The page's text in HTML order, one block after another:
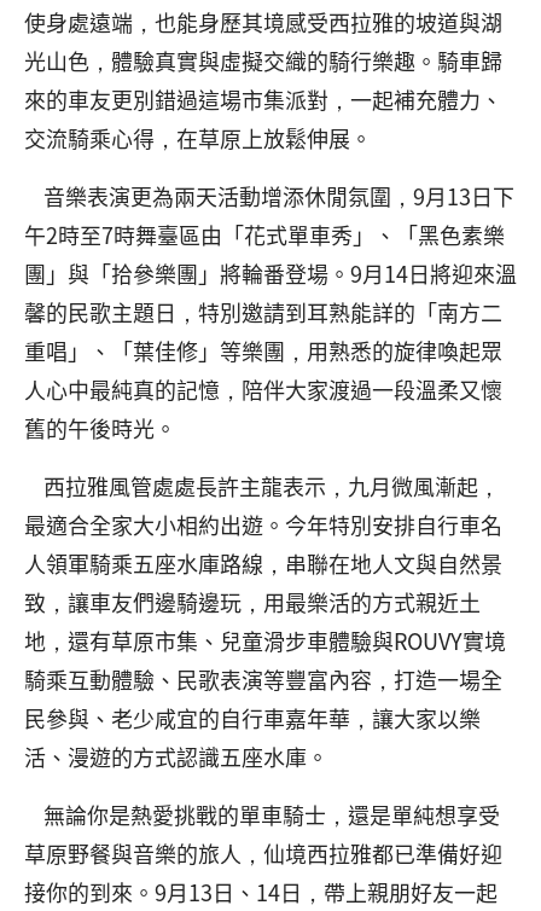
使身處遠端，也能身歷其境感受西拉雅的坡道與湖
光山色，體驗真實與虛擬交織的騎行樂趣。騎車歸
來的車友更別錯過這場市集派對，一起補充體力、
交流騎乘心得，在草原上放鬆伸展。
音樂表演更為兩天活動增添休閒氛圍，9月13日下
午2時至7時舞臺區由「花式單車秀」、「黑色素樂
團」與「拾參樂團」將輪番登場。9月14日將迎來溫
馨的民歌主題日，特別邀請到耳熟能詳的「南方二
重唱」、「葉佳修」等樂團，用熟悉的旋律喚起眾
人心中最純真的記憶，陪伴大家渡過一段溫柔又懷
舊的午後時光。
西拉雅風管處處長許主龍表示，九月微風漸起，
最適合全家大小相約出遊。今年特別安排自行車名
人領軍騎乘五座水庫路線，串聯在地人文與自然景
致，讓車友們邊騎邊玩，用最樂活的方式親近土
地，還有草原市集、兒童滑步車體驗與ROUVY實境
騎乘互動體驗、民歌表演等豐富內容，打造一場全
民參與、老少咸宜的自行車嘉年華，讓大家以樂
活、漫遊的方式認識五座水庫。
無論你是熱愛挑戰的單車騎士，還是單純想享受
草原野餐與音樂的旅人，仙境西拉雅都已準備好迎
接你的到來。9月13日、14日，帶上親朋好友一起